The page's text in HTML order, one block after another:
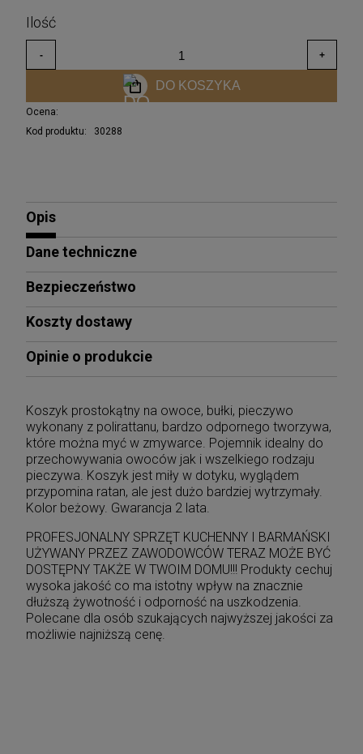
DO KOSZYKA
Ocena:
Kod produktu:
30288
Opis
Dane techniczne
Bezpieczeństwo
Koszty dostawy
Opinie o produkcie
Koszyk prostokątny na owoce, bułki, pieczywo
wykonany z polirattanu, bardzo odpornego tworzywa,
które można myć w zmywarce. Pojemnik idealny do
przechowywania owoców jak i wszelkiego rodzaju
pieczywa. Koszyk jest miły w dotyku, wyglądem
przypomina ratan, ale jest dużo bardziej wytrzymały.
Kolor beżowy. Gwarancja 2 lata.
PROFESJONALNY SPRZĘT KUCHENNY I BARMAŃSKI
UŻYWANY PRZEZ ZAWODOWCÓW TERAZ MOŻE BYĆ
DOSTĘPNY TAKŻE W TWOIM DOMU!!! Produkty cechuj
wysoka jakość co ma istotny wpływ na znacznie
dłuższą żywotność i odporność na uszkodzenia.
Polecane dla osób szukających najwyższej jakości za
możliwie najniższą cenę.